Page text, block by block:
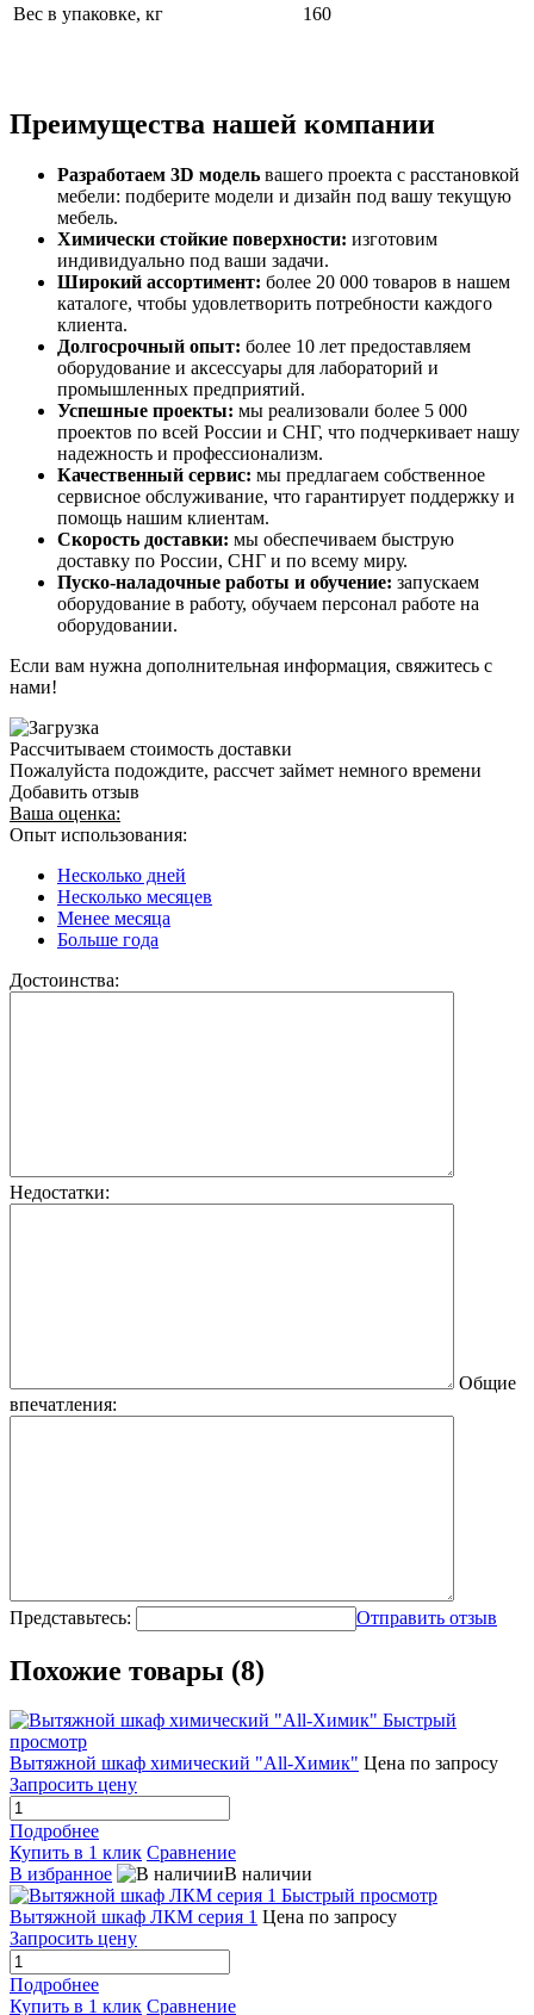
Вес в упаковке, кг
160
Преимущества нашей компании
Разработаем 3D модель вашего проекта с расстановкой
мебели: подберите модели и дизайн под вашу текущую
мебель.
Химически стойкие поверхности: изготовим
индивидуально под ваши задачи.
Широкий ассортимент: более 20 000 товаров в нашем
каталоге, чтобы удовлетворить потребности каждого
клиента.
Долгосрочный опыт: более 10 лет предоставляем
оборудование и аксессуары для лабораторий и
промышленных предприятий.
Успешные проекты: мы реализовали более 5 000
проектов по всей России и СНГ, что подчеркивает нашу
надежность и профессионализм.
Качественный сервис: мы предлагаем собственное
сервисное обслуживание, что гарантирует поддержку и
помощь нашим клиентам.
Скорость доставки: мы обеспечиваем быструю
доставку по России, СНГ и по всему миру.
Пуско-наладочные работы и обучение: запускаем
оборудование в работу, обучаем персонал работе на
оборудовании.
Если вам нужна дополнительная информация, свяжитесь с
нами!
Рассчитываем стоимость доставки
Пожалуйста подождите, рассчет займет немного времени
Добавить отзыв
Ваша оценка:
Опыт использования:
Несколько дней
Несколько месяцев
Менее месяца
Больше года
Достоинства:
Недостатки:
Общие
впечатления:
Представьтесь: Отправить отзыв
Похожие товары (8)
Быстрый
просмотр
Вытяжной шкаф химический "All-Химик" Цена по запросу
Запросить цену
Подробнее
Купить в 1 клик Сравнение
В избранное
В наличии
Быстрый просмотр
Вытяжной шкаф ЛКМ серия 1 Цена по запросу
Запросить цену
Подробнее
Купить в 1 клик Сравнение